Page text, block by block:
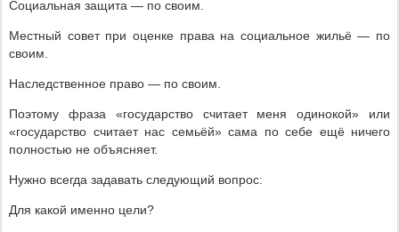
Социальная защита — по своим.
Местный совет при оценке права на социальное жильё — по
своим.
Наследственное право — по своим.
Поэтому фраза «государство считает меня одинокой» или
«государство считает нас семьёй» сама по себе ещё ничего
полностью не объясняет.
Нужно всегда задавать следующий вопрос:
Для какой именно цели?